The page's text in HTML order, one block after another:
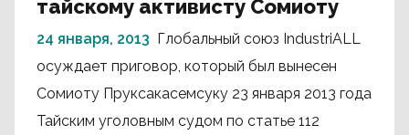
тайскому активисту Сомиоту
24 января, 2013 Глобальный союз IndustriALL
осуждает приговор, который был вынесен
Сомиоту Пруксакасемсуку 23 января 2013 года
Тайским уголовным судом по статье 112